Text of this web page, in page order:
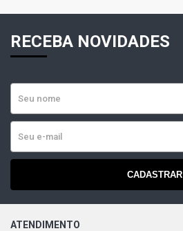
RECEBA NOVIDADES
CADASTRAR
ATENDIMENTO